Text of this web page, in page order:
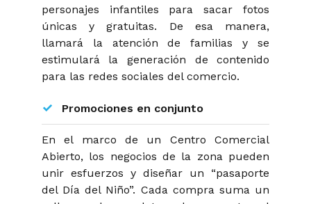
personajes infantiles para sacar fotos
únicas y gratuitas. De esa manera,
llamará la atención de familias y se
estimulará la generación de contenido
para las redes sociales del comercio.
Promociones en conjunto
En el marco de un Centro Comercial
Abierto, los negocios de la zona pueden
unir esfuerzos y diseñar un “pasaporte
del Día del Niño”. Cada compra suma un